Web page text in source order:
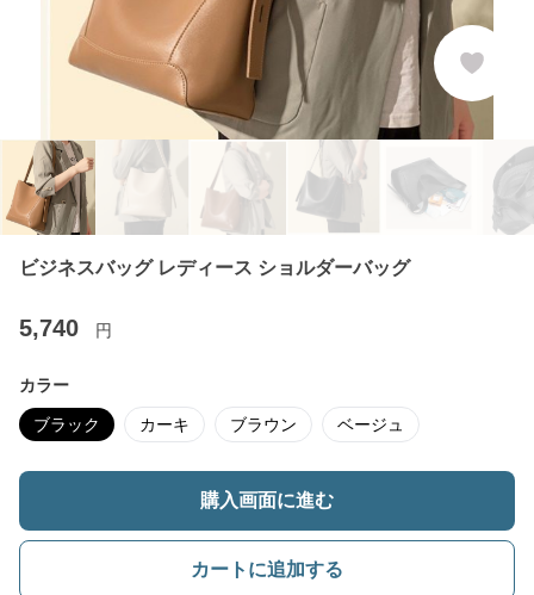
ビジネスバッグ レディース ショルダーバッグ
5,740 円
カラー
ブラック カーキ ブラウン ベージュ
購入画面に進む
カートに追加する